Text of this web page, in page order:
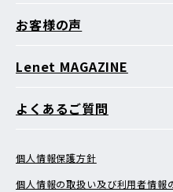
お客様の声
Lenet MAGAZINE
よくあるご質問
個人情報保護方針
個人情報の取扱い及び利用者情報